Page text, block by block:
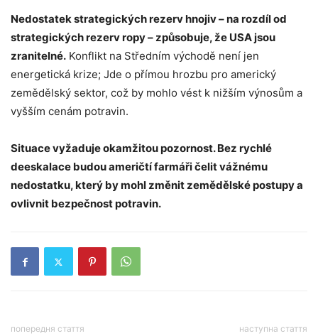
Nedostatek strategických rezerv hnojiv – na rozdíl od
strategických rezerv ropy – způsobuje, že USA jsou
zranitelné. Konflikt na Středním východě není jen
energetická krize; Jde o přímou hrozbu pro americký
zemědělský sektor, což by mohlo vést k nižším výnosům a
vyšším cenám potravin.
Situace vyžaduje okamžitou pozornost. Bez rychlé
deeskalace budou američtí farmáři čelit vážnému
nedostatku, který by mohl změnit zemědělské postupy a
ovlivnit bezpečnost potravin.
попередня стаття наступна стаття